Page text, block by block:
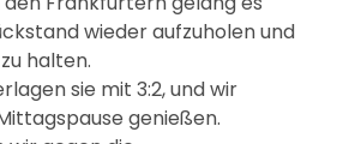
wieder aufzuholen und
halten.
sie mit 3:2, und wir
genießen.